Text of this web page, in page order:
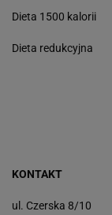
Dieta 1500 kalorii
Dieta redukcyjna
KONTAKT
ul. Czerska 8/10